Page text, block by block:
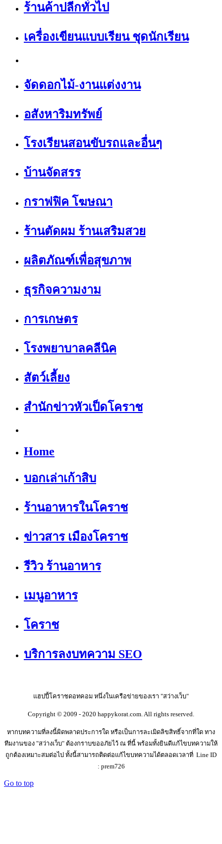
ร้านค้าปลีกทั่วไป
เครื่องเขียนแบบเรียน ชุดนักเรียน
จัดดอกไม้-งานแต่งงาน
อสังหาริมทรัพย์
โรงเรียนสอนขับรถและอื่นๆ
บ้านจัดสรร
กราฟฟิค โฆษณา
ร้านตัดผม ร้านเสริมสวย
ผลิตภัณฑ์เพื่อสุขภาพ
ธุรกิจความงาม
การเกษตร
โรงพยาบาลคลีนิค
สัตว์เลี้ยง
สำนักข่าวหัวเป็ดโคราช
Home
บอกเล่าเก้าสิบ
ร้านอาหารในโคราช
ข่าวสาร เมืองโคราช
รีวิว ร้านอาหาร
เมนูอาหาร
โคราช
บริการลงบทความ SEO
แฮปปี้โคราชดอทคอม หนึ่งในเครือข่ายของเรา "สว่างเว็บ"
Copyright © 2009 - 2020 happykorat.com. All rights reserved.
หากบทความที่ลงนี้ผิดพลาดประการใด หรือเป็นการละเมิดลิขสิทธิ์จากที่ใด ทาง
ทีมงานของ "สว่างเว็บ" ต้องกราบขออภัยไว้ ณ ที่นี้ พร้อมทั้งยินดีแก้ไขบทความให้
ถูกต้องเหมาะสมต่อไป ทั้งนี้สามารถติดต่อแก้ไขบทความได้ตลอดเวลาที่ Line ID
: prem726
Go to top